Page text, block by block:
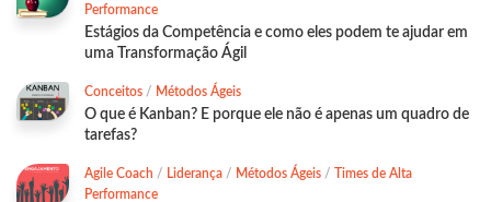
Performance
Estágios da Competência e como eles podem te ajudar em
uma Transformação Ágil
Conceitos / Métodos Ágeis
O que é Kanban? E porque ele não é apenas um quadro de
tarefas?
Agile Coach / Liderança / Métodos Ágeis / Times de Alta
Performance